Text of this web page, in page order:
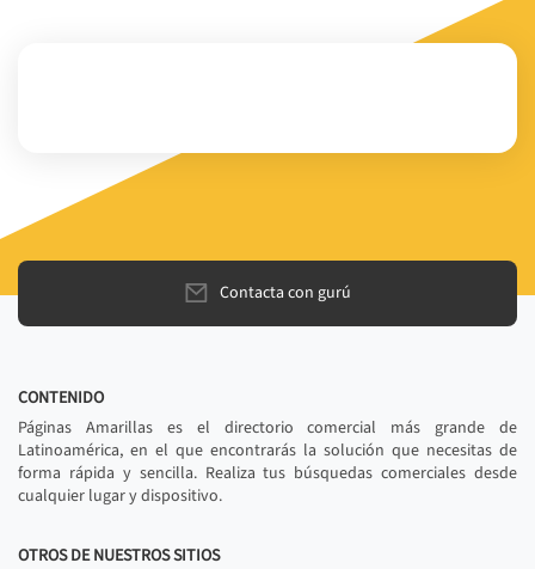
Contacta con gurú
CONTENIDO
Páginas Amarillas es el directorio comercial más grande de
Latinoamérica, en el que encontrarás la solución que necesitas de
forma rápida y sencilla. Realiza tus búsquedas comerciales desde
cualquier lugar y dispositivo.
OTROS DE NUESTROS SITIOS